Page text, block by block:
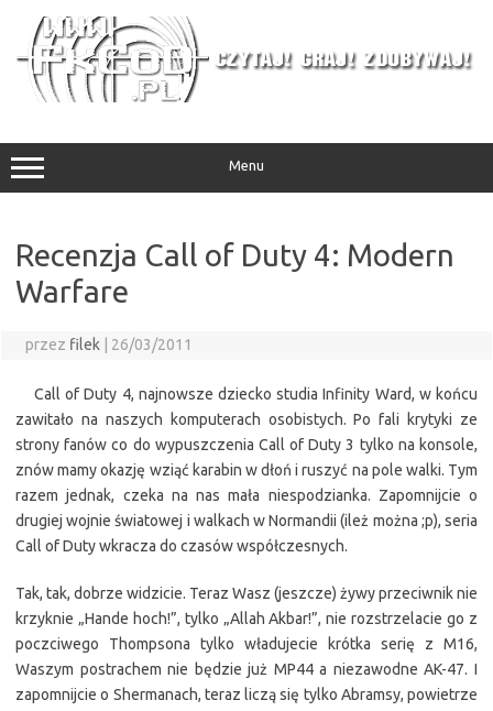
treści
Menu
Recenzja Call of Duty 4: Modern
Warfare
przez filek 26/03/2011
Call of Duty 4, najnowsze dziecko studia Infinity Ward, w końcu
zawitało na naszych komputerach osobistych. Po fali krytyki ze
strony fanów co do wypuszczenia Call of Duty 3 tylko na konsole,
znów mamy okazję wziąć karabin w dłoń i ruszyć na pole walki. Tym
razem jednak, czeka na nas mała niespodzianka. Zapomnijcie o
drugiej wojnie światowej i walkach w Normandii (ileż można ;p), seria
Call of Duty wkracza do czasów współczesnych.
Tak, tak, dobrze widzicie. Teraz Wasz (jeszcze) żywy przeciwnik nie
krzyknie „Hande hoch!”, tylko „Allah Akbar!”, nie rozstrzelacie go z
poczciwego Thompsona tylko władujecie krótka serię z M16,
Waszym postrachem nie będzie już MP44 a niezawodne AK-47. I
zapomnijcie o Shermanach, teraz liczą się tylko Abramsy, powietrze